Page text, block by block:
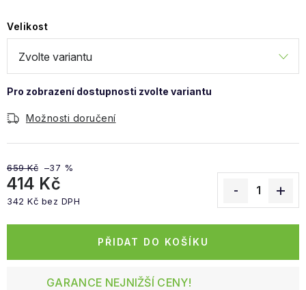
Velikost
Možnosti doručení
659 Kč –37 %
414 Kč
342 Kč bez DPH
PŘIDAT DO KOŠÍKU
GARANCE NEJNIŽŠÍ CENY!